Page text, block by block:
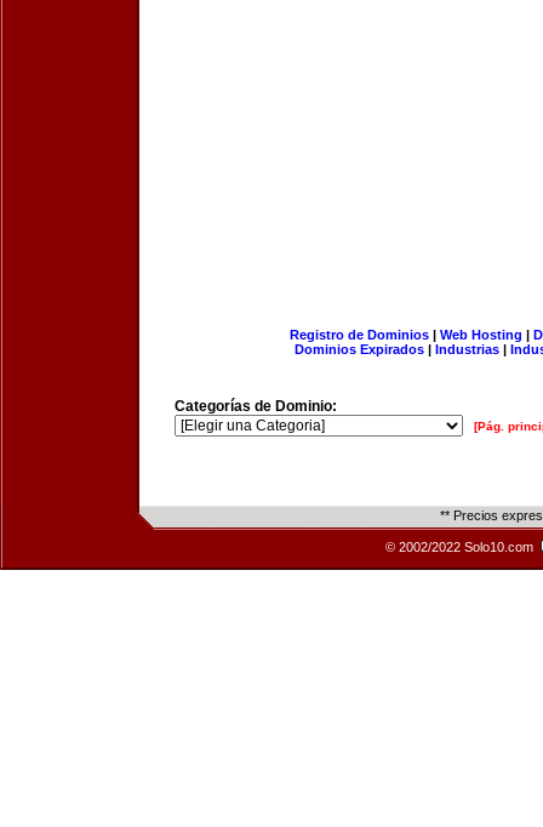
Registro de Dominios| Web Hosting |
Dominios Expirados | Industrias |
Categorías de Dominio:
[Pág.
** Precios
© 2002/2022 Solo10.com